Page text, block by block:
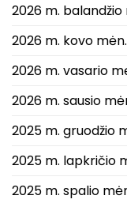
2026 m. balandžio
2026 m. kovo mėn.
2026 m. vasario
2026 m. sausio
2025 m. gruodžio
2025 m. lapkričio
2025 m. spalio